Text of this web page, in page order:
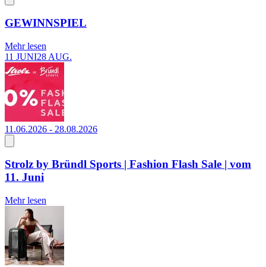
GEWINNSPIEL
Mehr lesen
11 JUNI28 AUG.
11.06.2026 - 28.08.2026
Strolz by Bründl Sports | Fashion Flash Sale | vom
11. Juni
Mehr lesen